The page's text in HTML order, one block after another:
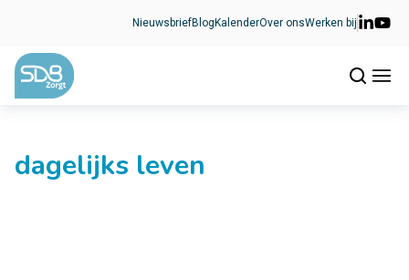
NieuwsbriefBlog KalenderOver onsWerken bij
dagelijks leven